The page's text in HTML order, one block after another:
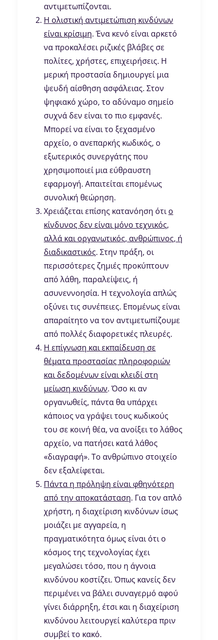
αντιμετωπίζονται.
Η ολιστική αντιμετώπιση κινδύνων
είναι κρίσιμη. Ένα κενό είναι αρκετό
να προκαλέσει ριζικές βλάβες σε
πολίτες, χρήστες, επιχειρήσεις. Η
μερική προστασία δημιουργεί μια
ψευδή αίσθηση ασφάλειας. Στον
ψηφιακό χώρο, το αδύναμο σημείο
συχνά δεν είναι το πιο εμφανές.
Μπορεί να είναι το ξεχασμένο
αρχείο, ο ανεπαρκής κωδικός, ο
εξωτερικός συνεργάτης που
χρησιμοποιεί μια εύθραυστη
εφαρμογή. Απαιτείται επομένως
συνολική θεώρηση.
Χρειάζεται επίσης κατανόηση ότιο
κίνδυνος δεν είναι μόνο τεχνικός,
αλλά και οργανωτικός, ανθρώπινος, ή
διαδικαστικός. Στην πράξη, οι
περισσότερες ζημιές προκύπτουν
από λάθη, παραλείψεις, ή
ασυνεννοησία. Η τεχνολογία απλώς
οξύνει τις συνέπειες. Επομένως είναι
απαραίτητο να τον αντιμετωπίζουμε
από πολλές διαφορετικές πλευρές.
Η επίγνωση και εκπαίδευση σε
θέματα προστασίας πληροφοριών
και δεδομένων είναι κλειδί στη
μείωση κινδύνων. Όσο κι αν
οργανωθείς, πάντα θα υπάρχει
κάποιος να γράψει τους κωδικούς
του σε κοινή θέα, να ανοίξει το λάθος
αρχείο, να πατήσει κατά λάθος
«διαγραφή». Το ανθρώπινο στοιχείο
δεν εξαλείφεται.
Πάντα η πρόληψη είναι φθηνότερη
από την αποκατάσταση. Για τον απλό
χρήστη, η διαχείριση κινδύνων ίσως
μοιάζει με αγγαρεία, η
πραγματικότητα όμως είναι ότι ο
κόσμος της τεχνολογίας έχει
μεγαλώσει τόσο, που η άγνοια
κινδύνου κοστίζει. Όπως κανείς δεν
περιμένει να βάλει συναγερμό αφού
γίνει διάρρηξη, έτσι και η διαχείριση
κινδύνου λειτουργεί καλύτερα πριν
συμβεί το κακό.